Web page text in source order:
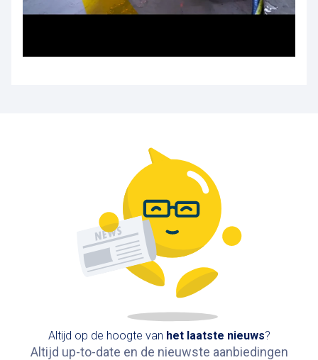
Altijd op de hoogte van het laatste nieuws?
Altijd up-to-date en de nieuwste aanbiedingen